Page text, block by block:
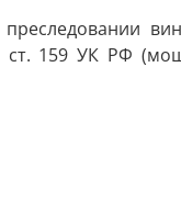
ст. 159 УК РФ